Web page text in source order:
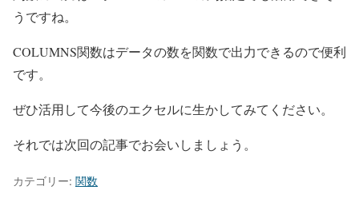
うですね。
COLUMNS関数はデータの数を関数で出力できるので便利
です。
ぜひ活用して今後のエクセルに生かしてみてください。
それでは次回の記事でお会いしましょう。
カテゴリー: 関数